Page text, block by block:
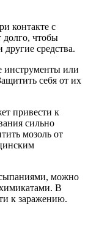
контакте с
чтобы
средства.
инструменты или
себя от их
привести к
сильно
мозоль от
можно
В
к заражению.